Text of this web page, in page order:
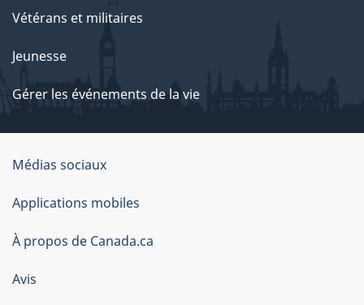
Vétérans et militaires
Jeunesse
Gérer les événements de la vie
Organisation
du
gouvernement
du
Canada
Médias sociaux
Applications mobiles
À propos de Canada.ca
Avis